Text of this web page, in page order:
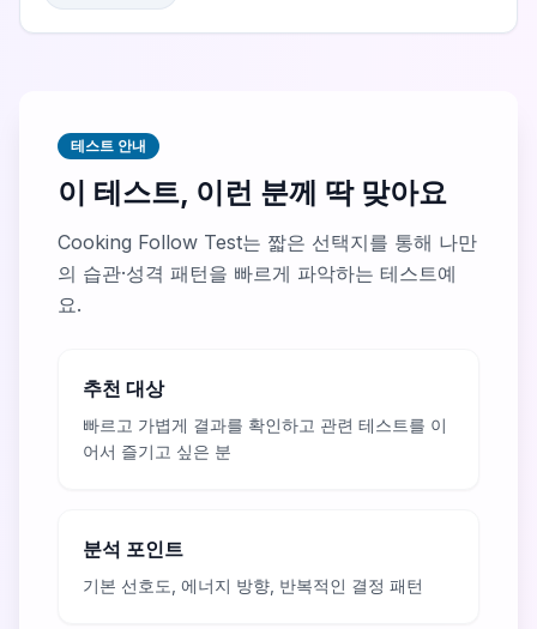
테스트 안내
이 테스트, 이런 분께 딱 맞아요
Cooking Follow Test는 짧은 선택지를 통해 나만
의 습관·성격 패턴을 빠르게 파악하는 테스트예
요.
추천 대상
빠르고 가볍게 결과를 확인하고 관련 테스트를 이
어서 즐기고 싶은 분
분석 포인트
기본 선호도, 에너지 방향, 반복적인 결정 패턴